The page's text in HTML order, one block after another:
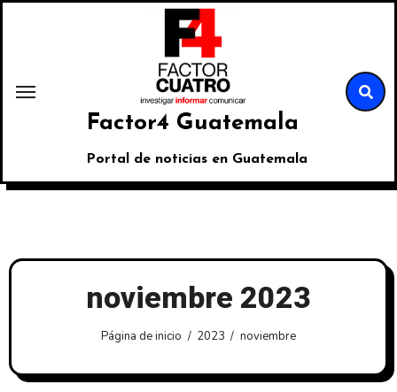
Factor4 Guatemala
Portal de noticias en Guatemala
noviembre 2023
Página de inicio 2023 noviembre